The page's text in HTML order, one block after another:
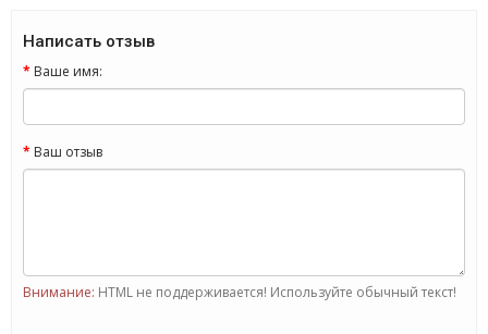
Написать отзыв
Ваше имя:
Ваш отзыв
Внимание: HTML не поддерживается! Используйте обычный текст!